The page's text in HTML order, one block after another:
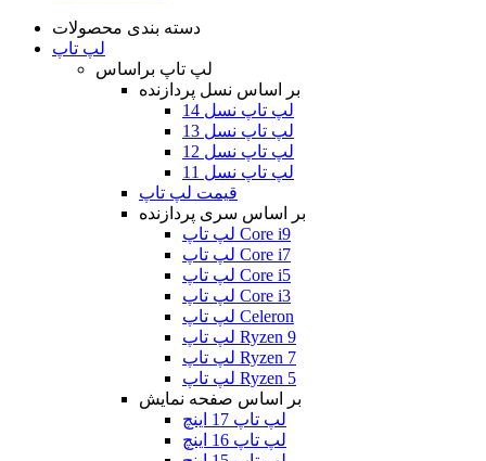
دسته بندی محصولات
لپ تاپ
لپ تاپ براساس
بر اساس نسل پردازنده
لپ تاپ نسل 14
لپ تاپ نسل 13
لپ تاپ نسل 12
لپ تاپ نسل 11
قیمت لپ تاپ
بر اساس سری پردازنده
لپ تاپ Core i9
لپ تاپ Core i7
لپ تاپ Core i5
لپ تاپ Core i3
لپ تاپ Celeron
لپ تاپ Ryzen 9
لپ تاپ Ryzen 7
لپ تاپ Ryzen 5
بر اساس صفحه نمایش
لپ تاپ 17 اینچ
لپ تاپ 16 اینچ